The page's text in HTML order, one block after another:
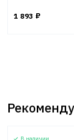
1 893 ₽
В наличии